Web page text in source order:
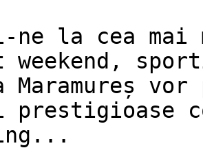
ne la cea mai
weekend,
Maramureș
prestigioase